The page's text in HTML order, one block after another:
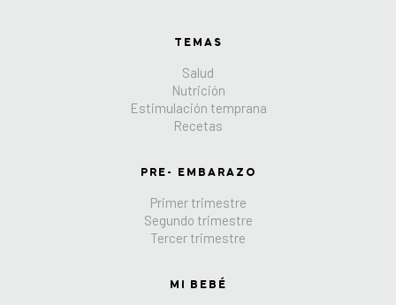
TEMAS
Salud
Nutrición
Estimulación temprana
Recetas
PRE- EMBARAZO
Primer trimestre
Segundo trimestre
Tercer trimestre
MI BEBÉ